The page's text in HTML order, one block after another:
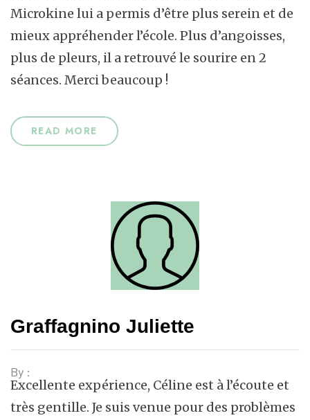
Microkine lui a permis d’être plus serein et de
mieux appréhender l’école. Plus d’angoisses,
plus de pleurs, il a retrouvé le sourire en 2
séances. Merci beaucoup !
READ MORE
Graffagnino Juliette
By :
Excellente expérience, Céline est à l’écoute et
très gentille. Je suis venue pour des problèmes